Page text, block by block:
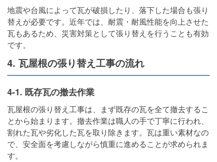
地震や台風によって瓦が破損したり、落下した場合も張り
替えが必要です。近年では、耐震・耐風性能を向上させた
瓦もあるため、災害対策として張り替えを行うことも有効
です。
4. 瓦屋根の張り替え工事の流れ
4-1. 既存瓦の撤去作業
瓦屋根の張り替え工事は、まず既存の瓦を全て撤去するこ
とから始まります。撤去作業は職人の手で丁寧に行われ、
割れた瓦や劣化した瓦を取り除きます。瓦は重い素材なの
で、安全面を考慮しながら慎重に進めることが求められま
す。